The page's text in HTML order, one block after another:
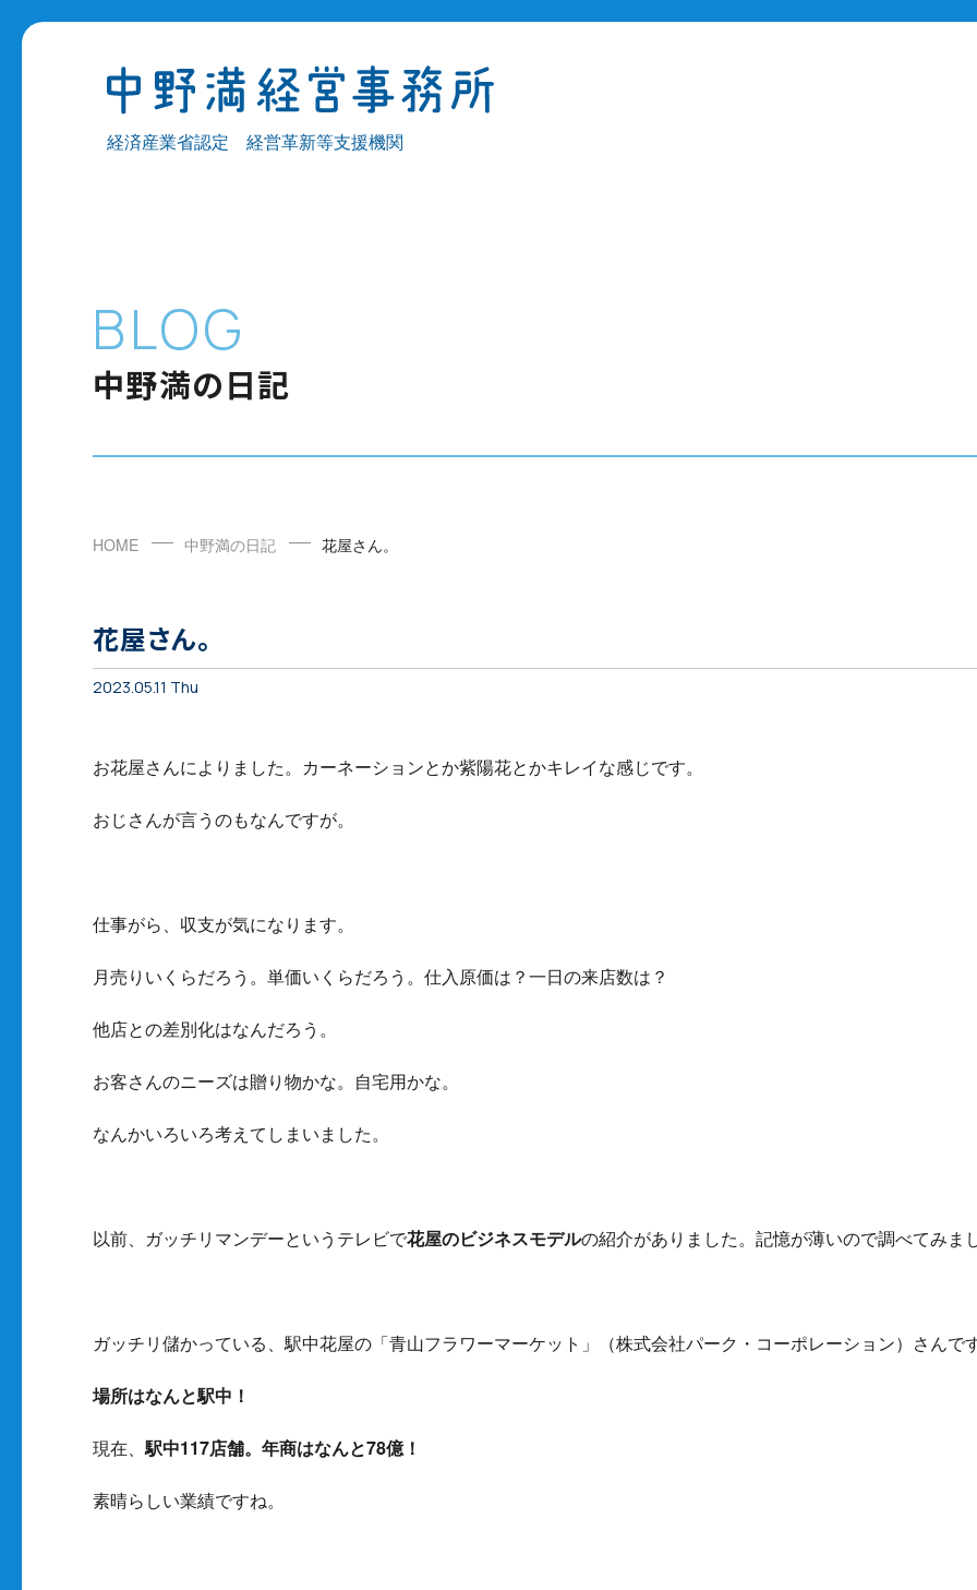
経済産業省認定 経営革新等支援機関
BLOG
中野満の日記
HOME 中野満の日記 花屋さん。
花屋さん。
2023.05.11 Thu
お花屋さんによりました。カーネーションとか紫陽花とかキレイな感じです。
おじさんが言うのもなんですが。
仕事がら、収支が気になります。
月売りいくらだろう。単価いくらだろう。仕入原価は？一日の来店数は？
他店との差別化はなんだろう。
お客さんのニーズは贈り物かな。自宅用かな。
なんかいろいろ考えてしまいました。
以前、ガッチリマンデーというテレビで花屋のビジネスモデルの紹介がありました。記憶が薄いので調べてみまし
ガッチリ儲かっている、駅中花屋の「青山フラワーマーケット」（株式会社パーク・コーポレーション）さんです
場所はなんと駅中！
現在、駅中117店舗。年商はなんと78億！
素晴らしい業績ですね。